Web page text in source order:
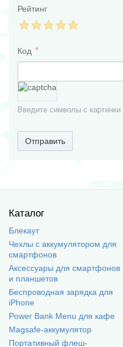
Рейтинг
Код
Введите символы с картинки.
Отправить
Каталог
Блекаут
Чехлы с аккумулятором для
смартфонов
Аксессуары для смартфонов
и планшетов
Беспроводная зарядка для
iPhone
Power Bank Menu для кафе
Magsafe-аккумулятор
Портативный флеш-